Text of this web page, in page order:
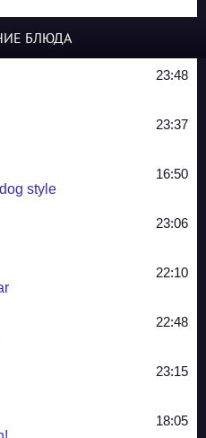
БЛЮДА
23:48
23:37
16:50
style
23:06
22:10
22:48
23:15
18:05